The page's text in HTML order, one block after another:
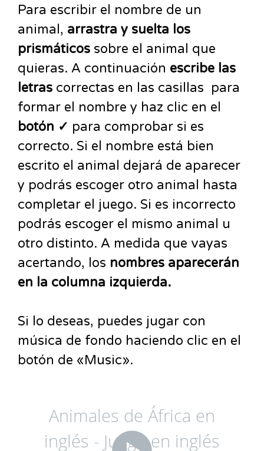
Para escribir el nombre de un
animal, arrastra y suelta los
prismáticos sobre el animal que
quieras. A continuación escribe las
letras correctas en las casillas para
formar el nombre y haz clic en el
botón ✓ para comprobar si es
correcto. Si el nombre está bien
escrito el animal dejará de aparecer
y podrás escoger otro animal hasta
completar el juego. Si es incorrecto
podrás escoger el mismo animal u
otro distinto. A medida que vayas
acertando, los nombres aparecerán
en la columna izquierda.
Si lo deseas, puedes jugar con
música de fondo haciendo clic en el
botón de «Music».